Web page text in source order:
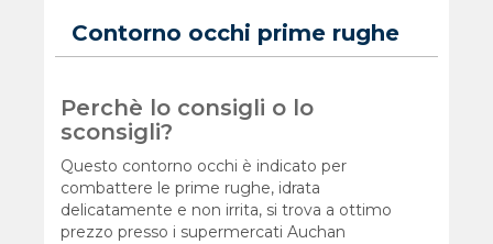
Contorno occhi prime rughe
Perchè lo consigli o lo
sconsigli?
Questo contorno occhi è indicato per
combattere le prime rughe, idrata
delicatamente e non irrita, si trova a ottimo
prezzo presso i supermercati Auchan